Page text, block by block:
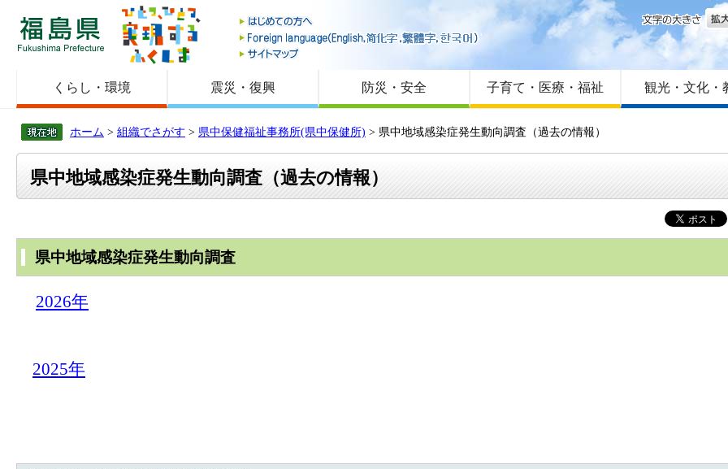
福島県
はじめての方へ
Foreign language
サイトマップ
文字
くらし・環境 震災・復興 防災・安全 子育て・医療・福祉 観光・文化・
ホーム > 組織でさがす > 県中保健福祉事務所(県中保健所) > 県中地域感染症発生動向調査（過去の情報）
県中地域感染症発生動向調査（過去の情報）
県中地域感染症発生動向調査
2026年
2025年